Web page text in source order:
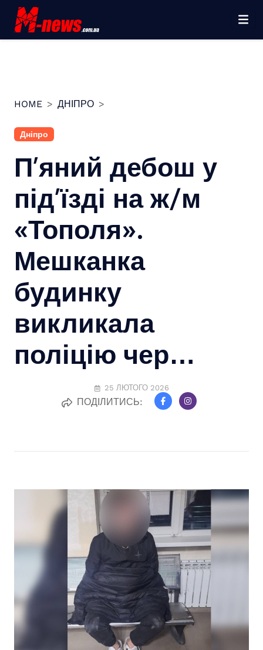
Перейти
вмісту
HOME ДНІПРО
Дніпро
П’яний дебош у
під’їзді на ж/м
«Тополя».
Мешканка
будинку
викликала
поліцію чер…
25 ЛЮТОГО 2026
ПОДІЛИТИСЬ: